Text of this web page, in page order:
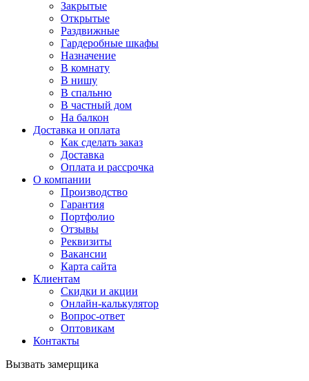
Закрытые
Открытые
Раздвижные
Гардеробные шкафы
Назначение
В комнату
В нишу
В спальню
В частный дом
На балкон
Доставка и оплата
Как сделать заказ
Доставка
Оплата и рассрочка
О компании
Производство
Гарантия
Портфолио
Отзывы
Реквизиты
Вакансии
Карта сайта
Клиентам
Скидки и акции
Онлайн-калькулятор
Вопрос-ответ
Оптовикам
Контакты
Вызвать замерщика